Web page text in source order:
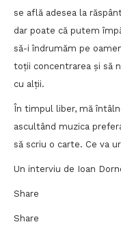
se află adesea la
dar poate că putem
să-i îndrumăm pe
toții concentrarea și să
cu alții.
În timpul liber, mă
ascultând muzica
să scriu o carte. Ce va
Un interviu de Ioan
Share
Share